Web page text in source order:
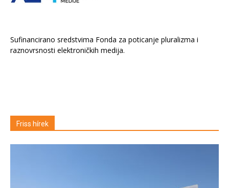
Sufinancirano sredstvima Fonda za poticanje pluralizma i
raznovrsnosti elektroničkih medija.
Friss hírek